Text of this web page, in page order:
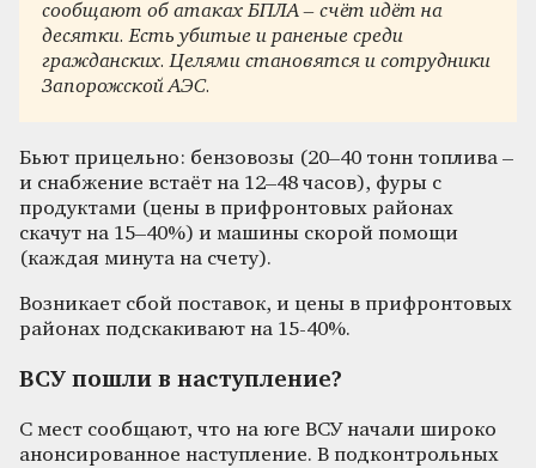
сообщают об атаках БПЛА – счёт идёт на
десятки. Есть убитые и раненые среди
гражданских. Целями становятся и сотрудники
Запорожской АЭС.
Бьют прицельно: бензовозы (20–40 тонн топлива –
и снабжение встаёт на 12–48 часов), фуры с
продуктами (цены в прифронтовых районах
скачут на 15–40%) и машины скорой помощи
(каждая минута на счету).
Возникает сбой поставок, и цены в прифронтовых
районах подскакивают на 15-40%.
ВСУ пошли в наступление?
С мест сообщают, что на юге ВСУ начали широко
анонсированное наступление. В подконтрольных